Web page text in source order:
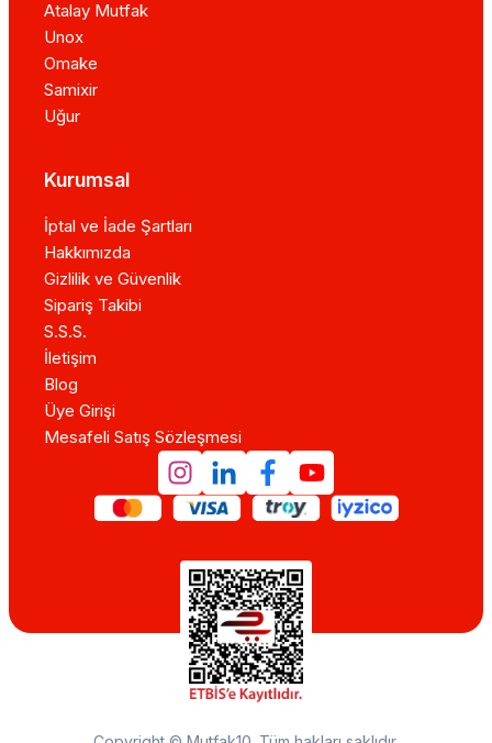
Atalay Mutfak
Unox
Omake
Samixir
Uğur
Kurumsal
İptal ve İade Şartları
Hakkımızda
Gizlilik ve Güvenlik
Sipariş Takibi
S.S.S.
İletişim
Blog
Üye Girişi
Mesafeli Satış Sözleşmesi